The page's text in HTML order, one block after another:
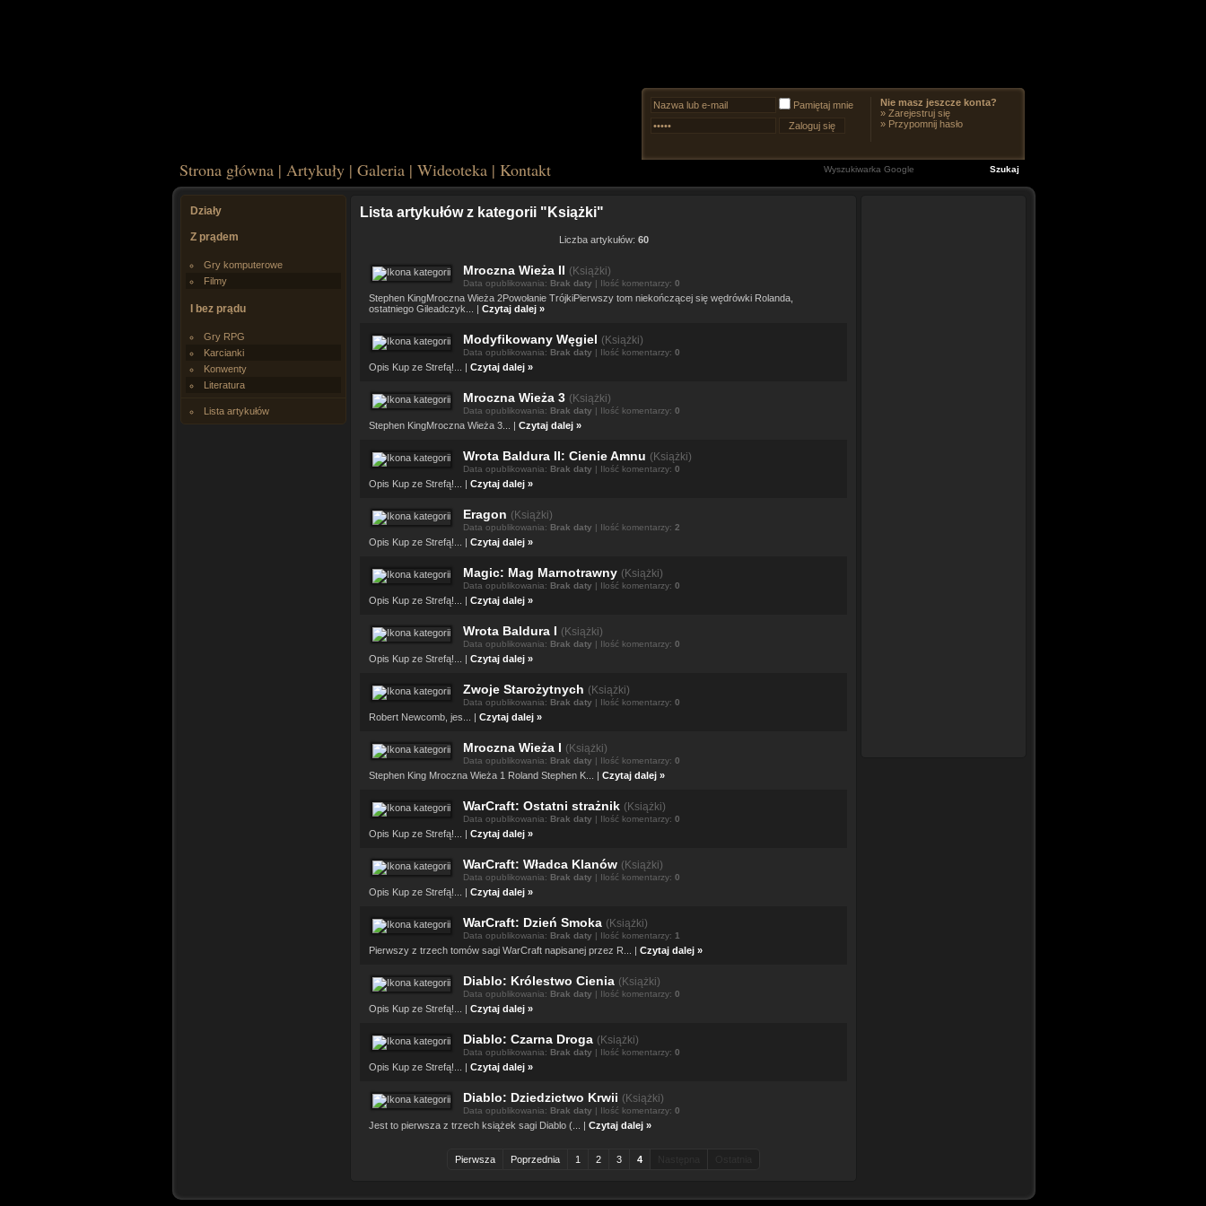
Pamiętaj mnie
Nie masz jeszcze konta?
» Zarejestruj się
» Przypomnij hasło
Strona główna | Artykuły | Galeria | Wideoteka | Kontakt
Działy
Z prądem
Gry komputerowe
Filmy
I bez prądu
Gry RPG
Karcianki
Konwenty
Literatura
Lista artykułów
Lista artykułów z kategorii "Książki"
Liczba artykułów: 60
Mroczna Wieża II (Książki)
Data opublikowania: Brak daty | Ilość komentarzy: 0
Stephen KingMroczna Wieża 2Powołanie TrójkiPierwszy tom niekończącej się wędrówki Rolanda,
ostatniego Gileadczyk... | Czytaj dalej »
Modyfikowany Węgiel (Książki)
Data opublikowania: Brak daty | Ilość komentarzy: 0
Opis Kup ze Strefą!... | Czytaj dalej »
Mroczna Wieża 3 (Książki)
Data opublikowania: Brak daty | Ilość komentarzy: 0
Stephen KingMroczna Wieża 3... | Czytaj dalej »
Wrota Baldura II: Cienie Amnu (Książki)
Data opublikowania: Brak daty | Ilość komentarzy: 0
Opis Kup ze Strefą!... | Czytaj dalej »
Eragon (Książki)
Data opublikowania: Brak daty | Ilość komentarzy: 2
Opis Kup ze Strefą!... | Czytaj dalej »
Magic: Mag Marnotrawny (Książki)
Data opublikowania: Brak daty | Ilość komentarzy: 0
Opis Kup ze Strefą!... | Czytaj dalej »
Wrota Baldura I (Książki)
Data opublikowania: Brak daty | Ilość komentarzy: 0
Opis Kup ze Strefą!... | Czytaj dalej »
Zwoje Starożytnych (Książki)
Data opublikowania: Brak daty | Ilość komentarzy: 0
Robert Newcomb, jes... | Czytaj dalej »
Mroczna Wieża I (Książki)
Data opublikowania: Brak daty | Ilość komentarzy: 0
Stephen King Mroczna Wieża 1 Roland Stephen K... | Czytaj dalej »
WarCraft: Ostatni strażnik (Książki)
Data opublikowania: Brak daty | Ilość komentarzy: 0
Opis Kup ze Strefą!... | Czytaj dalej »
WarCraft: Władca Klanów (Książki)
Data opublikowania: Brak daty | Ilość komentarzy: 0
Opis Kup ze Strefą!... | Czytaj dalej »
WarCraft: Dzień Smoka (Książki)
Data opublikowania: Brak daty | Ilość komentarzy: 1
Pierwszy z trzech tomów sagi WarCraft napisanej przez R... | Czytaj dalej »
Diablo: Królestwo Cienia (Książki)
Data opublikowania: Brak daty | Ilość komentarzy: 0
Opis Kup ze Strefą!... | Czytaj dalej »
Diablo: Czarna Droga (Książki)
Data opublikowania: Brak daty | Ilość komentarzy: 0
Opis Kup ze Strefą!... | Czytaj dalej »
Diablo: Dziedzictwo Krwii (Książki)
Data opublikowania: Brak daty | Ilość komentarzy: 0
Jest to pierwsza z trzech książek sagi Diablo (... | Czytaj dalej »
Pierwsza Poprzednia 1 2 3 4